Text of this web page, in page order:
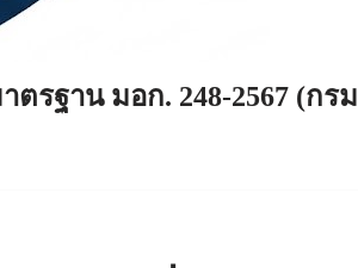
ตรฐาน มอก. 248-2567 (กรม